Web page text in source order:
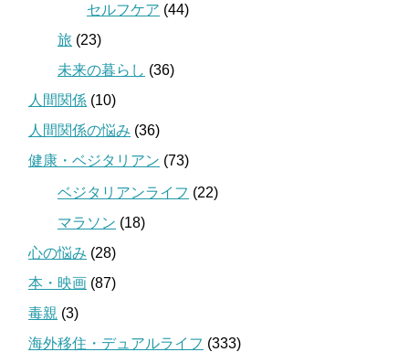
セルフケア (44)
旅 (23)
未来の暮らし (36)
人間関係 (10)
人間関係の悩み (36)
健康・ベジタリアン (73)
ベジタリアンライフ (22)
マラソン (18)
心の悩み (28)
本・映画 (87)
毒親 (3)
海外移住・デュアルライフ (333)